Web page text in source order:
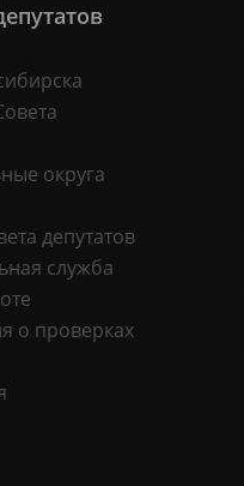
округа
депутатов
служба
о проверках